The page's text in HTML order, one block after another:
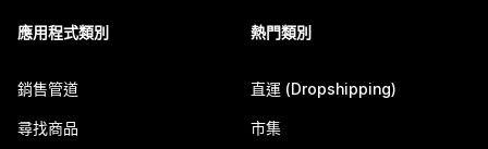
應用程式類別
銷售管道
尋找商品
熱門類別
直運 (Dropshipping)
市集